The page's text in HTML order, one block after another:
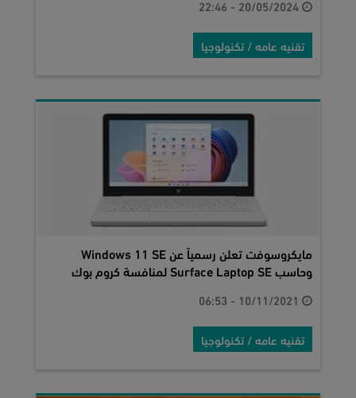
تقنيه عامه / تكنولوجيا
مايكروسوفت تعلن رسمياً عن Windows 11 SE
وحاسب Surface Laptop SE لمنافسة كروم بوك
تقنيه عامه / تكنولوجيا